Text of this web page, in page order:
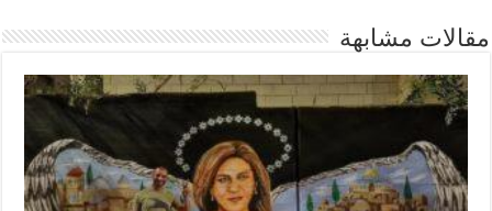
مقالات مشابهة